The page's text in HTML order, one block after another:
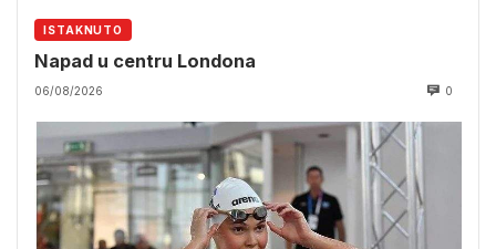
ISTAKNUTO
Napad u centru Londona
06/08/2026 0